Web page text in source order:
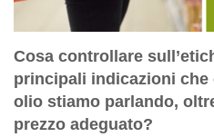
Cosa controllare
principali indicazioni
olio stiamo parlando,
prezzo adeguato?